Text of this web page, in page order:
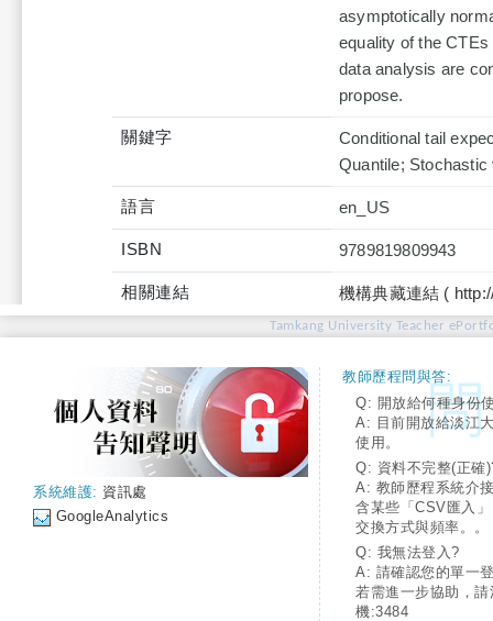
asymptotically
equality of the
data analysis are
propose.
關鍵字
Conditional tail
Quantile; Stochastic
語言 en_US
ISBN 9789819809943
相關連結 機構典藏連結 (
Tamkang University Teacher
系統維護: 資訊處
GoogleAnalytics
教師歷程問與答:
Q: 開放給何種身份
A: 目前開放給淡江
使用。
Q: 資料不完整(正確
A: 教師歷程系統介
含某些「CSV匯入
交換方式與頻率。。
Q: 我無法登入?
A: 請確認您的單一
若需進一步協助，
機:3484